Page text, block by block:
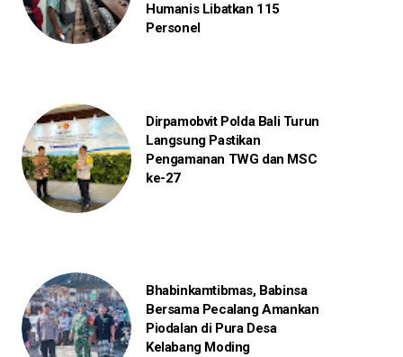
Humanis Libatkan 115
Personel
Dirpamobvit Polda Bali Turun
Langsung Pastikan
Pengamanan TWG dan MSC
ke-27
Bhabinkamtibmas, Babinsa
Bersama Pecalang Amankan
Piodalan di Pura Desa
Kelabang Moding